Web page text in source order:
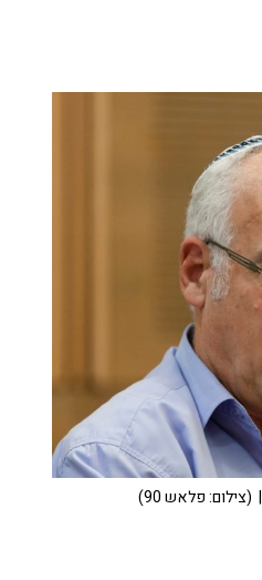
| (צילום: פלאש 90)